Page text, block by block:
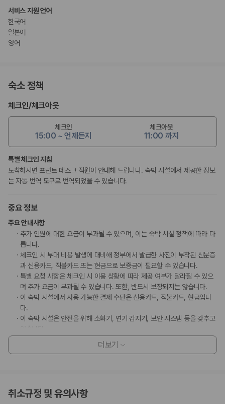
서비스 지원 언어
한국어
일본어
영어
숙소 정책
체크인/체크아웃
체크인
15:00 ~ 언제든지
체크아웃
11:00 까지
특별 체크인 지침
도착하시면 프런트 데스크 직원이 안내해 드립니다. 숙박 시설에서 제공한 정보
는 자동 번역 도구로 번역되었을 수 있습니다.
중요 정보
주요 안내사항
추가 인원에 대한 요금이 부과될 수 있으며, 이는 숙박 시설 정책에 따라 다
릅니다.
체크인 시 부대 비용 발생에 대비해 정부에서 발급한 사진이 부착된 신분증
과 신용카드, 직불카드 또는 현금으로 보증금이 필요할 수 있습니다.
특별 요청 사항은 체크인 시 이용 상황에 따라 제공 여부가 달라질 수 있으
며 추가 요금이 부과될 수 있습니다. 또한, 반드시 보장되지는 않습니다.
이 숙박 시설에서 사용 가능한 결제 수단은 신용카드, 직불카드, 현금입니
다.
이 숙박 시설은 안전을 위해 소화기, 연기 감지기, 보안 시스템 등을 갖추고
부가 정보
기타 선택사항
더보기
취소규정 및 유의사항